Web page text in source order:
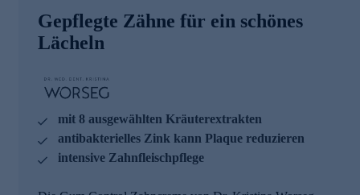
Gepflegte Zähne für ein schönes
Lächeln
mit 8 ausgewählten Kräuterextrakten
antibakterielles Zink kann Plaque reduzieren
intensive Zahnfleischpflege